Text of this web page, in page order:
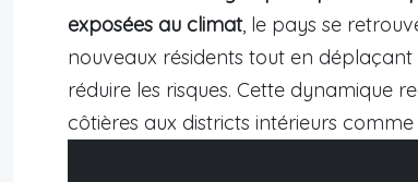
exposées au climat, le pays se
nouveaux résidents tout en
réduire les risques. Cette dynamique
côtières aux districts intérieurs